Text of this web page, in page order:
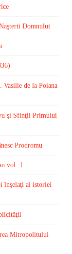
Domnului
Vasilie de la Poiana
şi Sfinţii Primului
Prodromu
vol. 1
înşelaţi ai istoriei
Mitropolitului